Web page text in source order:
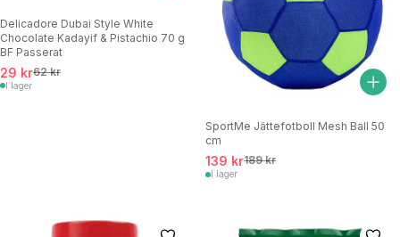
Delicadore Dubai Style White
Chocolate Kadayif & Pistachio 70 g
BF Passerat
29 kr62 kr
I lager
SportMe Jättefotboll Mesh Ball 50
cm
139 kr189 kr
I lager